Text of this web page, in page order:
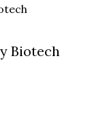
Biotech